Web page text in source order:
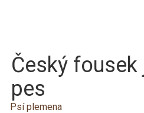
Český
pes
Psí plemena